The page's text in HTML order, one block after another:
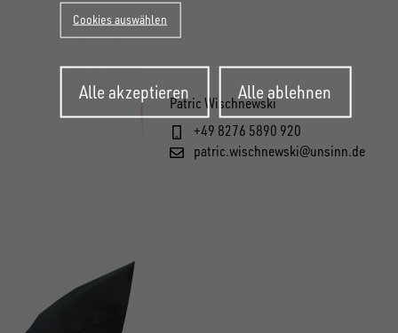
Patric Wischnewski
+49 8276 5890 920
patric.wischnewski@unsinn.de
Cookies auswählen
Alle akzeptieren
zurückziehen
Alle ablehnen